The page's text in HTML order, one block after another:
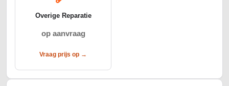
Overige Reparatie
op aanvraag
Vraag prijs op →